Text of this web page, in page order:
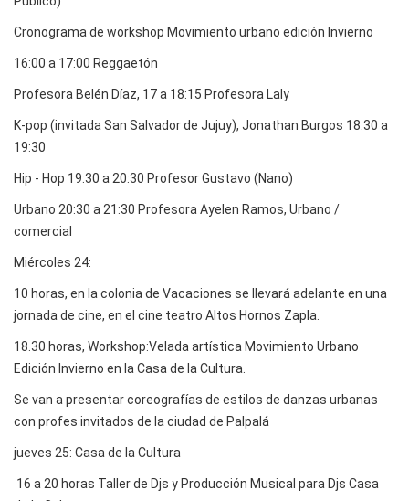
Cronograma de workshop Movimiento urbano edición Invierno
16:00 a 17:00 Reggaetón
Profesora Belén Díaz, 17 a 18:15 Profesora Laly
K-pop (invitada San Salvador de Jujuy), Jonathan Burgos 18:30 a
19:30
Hip - Hop 19:30 a 20:30 Profesor Gustavo (Nano)
Urbano 20:30 a 21:30 Profesora Ayelen Ramos, Urbano /
comercial
Miércoles 24:
10 horas, en la colonia de Vacaciones se llevará adelante en una
jornada de cine, en el cine teatro Altos Hornos Zapla.
18.30 horas, Workshop:Velada artística Movimiento Urbano
Edición Invierno en la Casa de la Cultura.
Se van a presentar coreografías de estilos de danzas urbanas
con profes invitados de la ciudad de Palpalá
jueves 25: Casa de la Cultura
16 a 20 horas Taller de Djs y Producción Musical para Djs Casa